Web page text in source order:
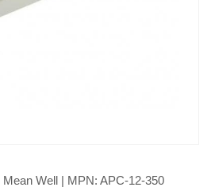
Mean Well | MPN: APC-12-350